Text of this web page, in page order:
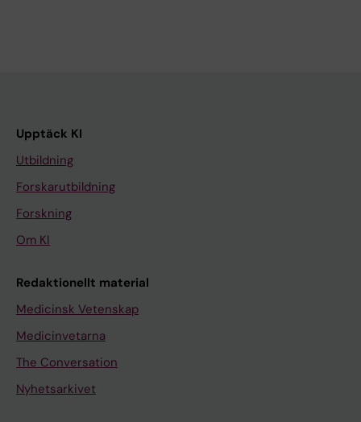
Upptäck KI
Utbildning
Forskarutbildning
Forskning
Om KI
Redaktionellt material
Medicinsk Vetenskap
Medicinvetarna
The Conversation
Nyhetsarkivet